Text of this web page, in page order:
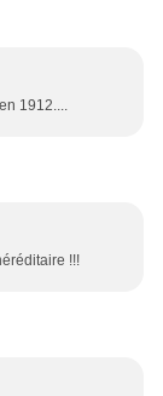
1912....
!!!